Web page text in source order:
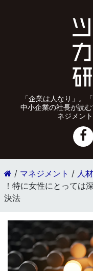
「企業は人なり」。
中小企業の社長が読
ネジメン
/ マネジメント / 人
！特に女性にとっては
決法